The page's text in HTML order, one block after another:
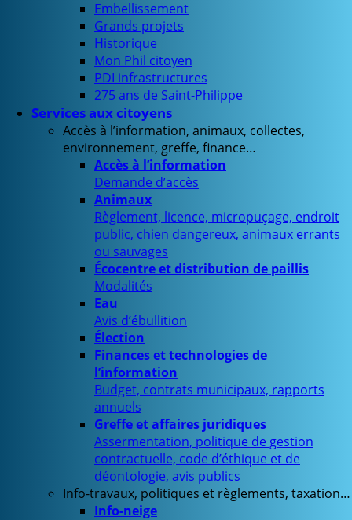
Embellissement
Grands projets
Historique
Mon Phil citoyen
PDI infrastructures
275 ans de Saint-Philippe
Services aux citoyens
Accès à l’information, animaux, collectes,
environnement, greffe, finance…
Accès à l’information
Demande d’accès
Animaux
Règlement, licence, micropuçage, endroit
public, chien dangereux, animaux errants
ou sauvages
Écocentre et distribution de paillis
Modalités
Eau
Avis d’ébullition
Élection
Finances et technologies de
l’information
Budget, contrats municipaux, rapports
annuels
Greffe et affaires juridiques
Assermentation, politique de gestion
contractuelle, code d’éthique et de
déontologie, avis publics
Info-travaux, politiques et règlements, taxation…
Info-neige